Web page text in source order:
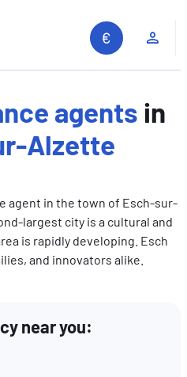
agents in
Alzette
agent in the town of Esch-sur-
largest city is a cultural and
is rapidly developing. Esch
and innovators alike.
near you: